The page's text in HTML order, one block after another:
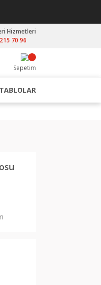
Hizmetleri
70 96
Sepetim